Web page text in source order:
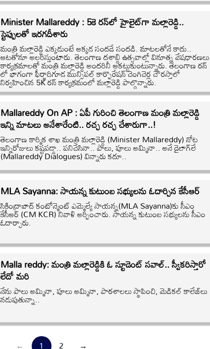
Minister Mallareddy : 5కె రన్‌లో హైలైట్‌గా మల్లారెడ్డి..
స్టెప్పులతో ఇరగదీశారు
మంత్రి మల్లారెడ్డి ఎక్కడుంటే అక్కడ సందడే సందడి. మాటలతోనే కాదు..
ఆటతోనూ అలరిస్తుంటారు. తెలంగాణ దశాబ్ది ఉత్సవాల్లో వినూత్న వేషధారణలు
కార్యక్రమాలతో మంత్రి మల్లారెడ్డి అందరినీ ఆకట్టుకుంటున్నారు. తెలంగాణ రన్
లో భాగంగా ఫీర్జాదిగూడ మున్సిపల్ కార్పొరేషన్ చెంగిచెర్ల చౌరస్తాలో
నిర్వహించిన 5K రన్ కార్యక్రమంలో మల్లారెడ్డి పాల్గొన్నారు.
Mallareddy On AP : ఏపీ గురించి తెలంగాణ మంత్రి మల్లారెడ్డి
ఇన్ని మాటలు అనేశారేంటి.. రచ్చ రచ్చ చేశారుగా..!
తెలంగాణ కార్మిక శాఖ మంత్రి మల్లారెడ్డి (Minister Mallareddy) నోట
ఇన్నిరోజులు కష్టపడ్డా.. పనిచేసినా.. పాలు, పూలు అమ్మినా.. అనే డైలాగ్‌లే
(Mallareddy Dialogues) విన్నారు కదూ..
MLA Sayanna: సాయన్న కుటుంబ సభ్యులను ఓదార్చిన కేసీఆర్
సికింద్రాబాద్‌ కంటోన్మెంట్‌ ఎమ్మెల్యే సాయన్న(MLA Sayanna)కు సీఎం
కేసీఆర్ (CM KCR) నివాళి అర్పించారు. సాయన్న కుటుంబ సభ్యులను సీఎం
ఓదార్చారు.
Malla reddy: మంత్రి మల్లారెడ్డికి ఓ స్టూడెంట్ సవాల్.. స్వీకరిస్తారో
లేదో మరి
నేను పాలు అమ్మినా, పూలు అమ్మినా, పాఠశాలలు స్థాపించి, మెడికల్‌ కాలేజ్‌లు
నడుపుతున్నా..
← 1 2 →